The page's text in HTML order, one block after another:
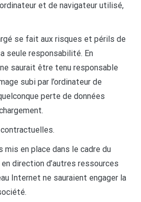
et de navigateur utilisé,
se fait aux risques et périls de
seule responsabilité. En
saurait être tenu responsable
subi par l’ordinateur de
perte de données
en place dans le cadre du
direction d’autres ressources
Internet ne sauraient engager la